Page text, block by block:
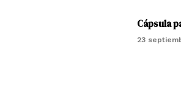
Cápsula
23